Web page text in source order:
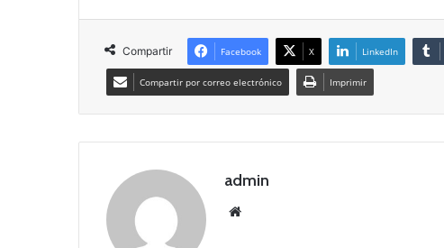
Compartir Facebook X LinkedIn
Compartir por correo electrónico Imprimir
admin